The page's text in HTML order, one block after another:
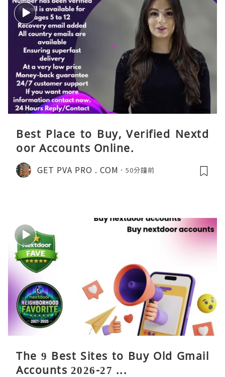
Best Place to Buy, Verified Nextd
oor Accounts Online.
GET PVA PRO . COM 50分鐘前
The 9 Best Sites to Buy Old Gmail
Accounts 2026-27 ...